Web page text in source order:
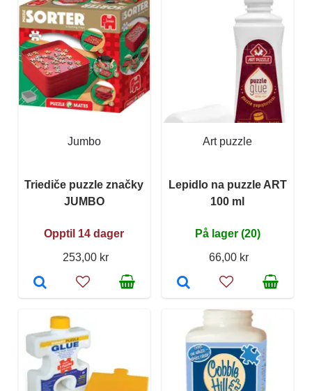
Jumbo
Triediče puzzle značky
JUMBO
Opptil 14 dager
253,00 kr
Art puzzle
Lepidlo na puzzle ART
100 ml
På lager (20)
66,00 kr